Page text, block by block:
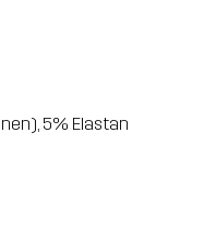
5% Elastan